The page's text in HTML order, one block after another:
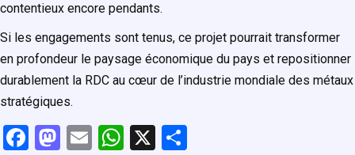
contentieux encore pendants.
Si les engagements sont tenus, ce projet pourrait transformer
en profondeur le paysage économique du pays et repositionner
durablement la RDC au cœur de l’industrie mondiale des métaux
stratégiques.
F
M E
W X